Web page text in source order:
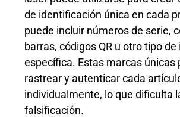
de identificación única en cada
puede incluir números de serie,
barras, códigos QR u otro tipo
específica. Estas marcas únicas
rastrear y autenticar cada
individualmente, lo que dificulta
falsificación.